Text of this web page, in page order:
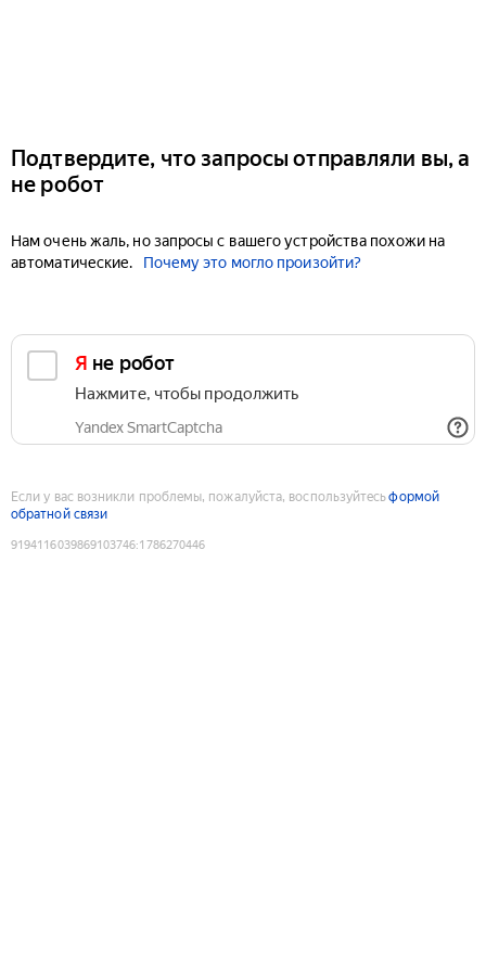
Подтвердите, что запросы отправляли вы, а
не робот
Нам очень жаль, но запросы с вашего устройства похожи на
автоматические.
Почему это могло произойти?
Я не робот
Нажмите, чтобы продолжить
Yandex SmartCaptcha
Если у вас возникли проблемы, пожалуйста, воспользуйтесьформой
обратной связи
9194116039869103746:1786270446